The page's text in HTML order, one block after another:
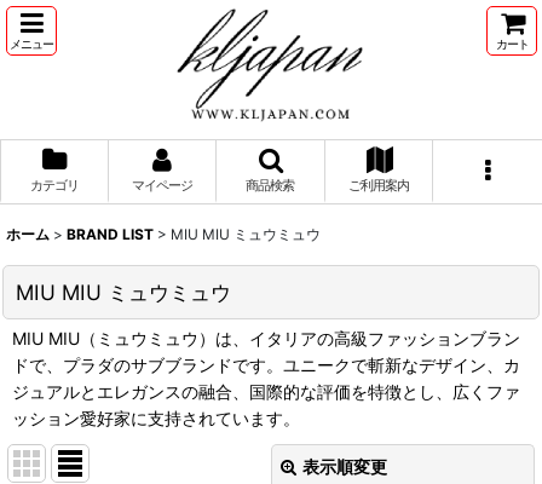
メニュー カート
カテゴリ マイページ 商品検索 ご利用案内
ホーム > BRAND LIST > MIU MIU ミュウミュウ
MIU MIU ミュウミュウ
MIU MIU（ミュウミュウ）は、イタリアの高級ファッションブラン
ドで、プラダのサブブランドです。ユニークで斬新なデザイン、カ
ジュアルとエレガンスの融合、国際的な評価を特徴とし、広くファ
ッション愛好家に支持されています。
表示順変更